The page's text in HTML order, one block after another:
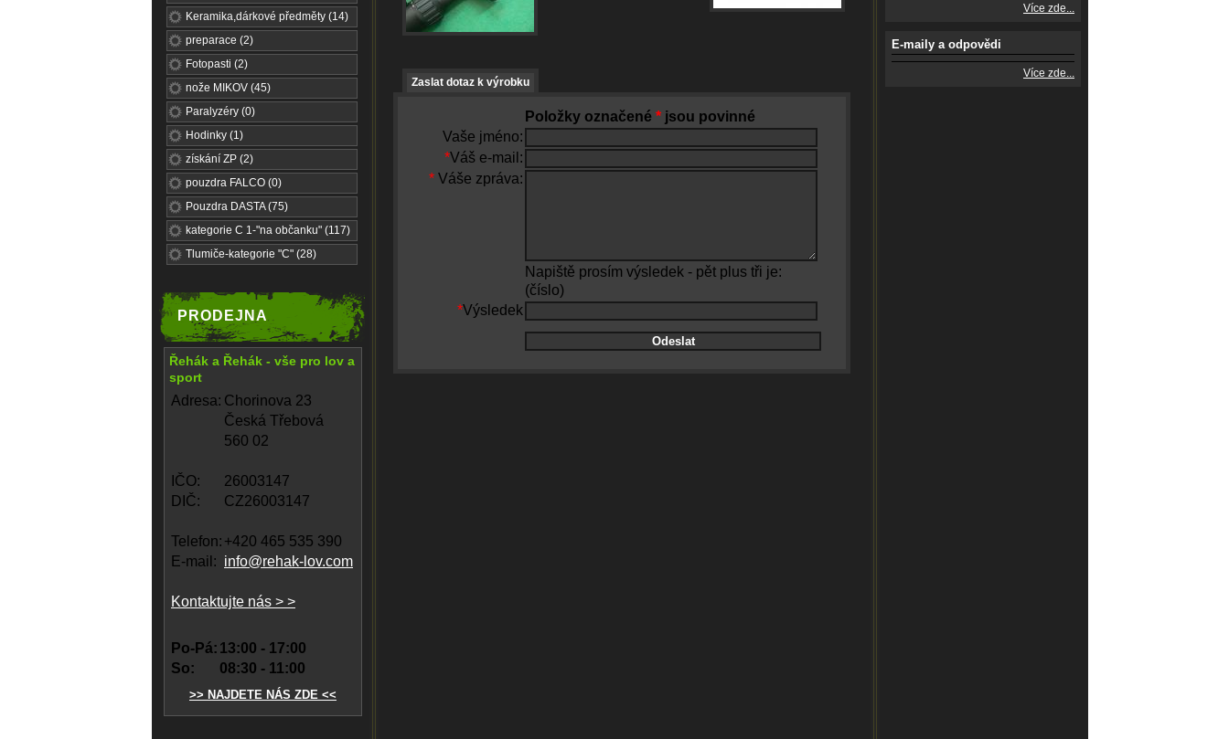
Keramika,dárkové předměty (14)
preparace (2)
Fotopasti (2)
nože MIKOV (45)
Paralyzéry (0)
Hodinky (1)
získání ZP (2)
pouzdra FALCO (0)
Pouzdra DASTA (75)
kategorie C 1-"na občanku" (117)
Tlumiče-kategorie "C" (28)
PRODEJNA
Řehák a Řehák - vše pro lov a
sport
Adresa: Chorinova 23
Česká Třebová
560 02
IČO:
26003147
DIČ:
CZ26003147
Telefon: +420 465 535 390
E-mail: info@rehak-lov.com
Kontaktujte nás > >
Po-Pá: 13:00 - 17:00
So:
08:30 - 11:00
>> NAJDETE NÁS ZDE <<
Zaslat dotaz k výrobku
Položky označené * jsou povinné
Vaše jméno:
*Váš e-mail:
* Váše zpráva:
Napiště prosím výsledek - pět plus tři je:
(číslo)
*Výsledek
Více zde...
E-maily a odpovědi
Více zde...